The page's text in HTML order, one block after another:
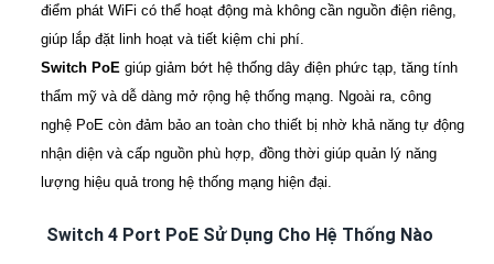
điểm phát WiFi có thể hoạt động mà không cần nguồn điện riêng,
giúp lắp đặt linh hoạt và tiết kiệm chi phí.
Switch PoE giúp giảm bớt hệ thống dây điện phức tạp, tăng tính
thẩm mỹ và dễ dàng mở rộng hệ thống mạng. Ngoài ra, công
nghệ PoE còn đảm bảo an toàn cho thiết bị nhờ khả năng tự động
nhận diện và cấp nguồn phù hợp, đồng thời giúp quản lý năng
lượng hiệu quả trong hệ thống mạng hiện đại.
Switch 4 Port PoE Sử Dụng Cho Hệ Thống Nào